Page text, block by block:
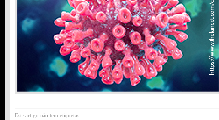
Este artigo não tem etiquetas.